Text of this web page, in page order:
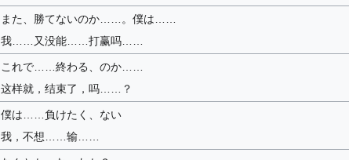
また、勝てないのか……。僕は……
我……又没能……打赢吗……
これで……終わる、のか……
这样就，结束了，吗……？
僕は……負けたく、ない
我，不想……输……